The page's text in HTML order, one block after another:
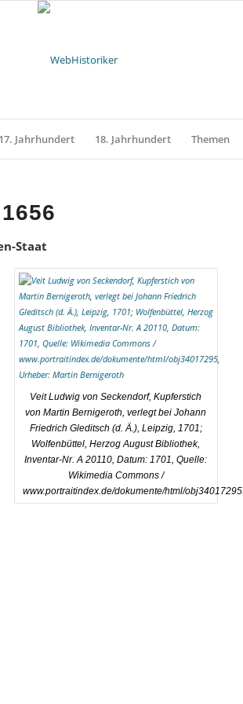
17. Jahrhundert 18. Jahrhundert Themen
Staat
Veit Ludwig von Seckendorf, Kupferstich
von Martin Bernigeroth, verlegt bei Johann
Friedrich Gleditsch (d. Ä.), Leipzig, 1701;
Wolfenbüttel, Herzog August Bibliothek,
Inventar-Nr. A 20110, Datum: 1701, Quelle:
Wikimedia Commons /
www.portraitindex.de/dokumente/html/obj34017295.